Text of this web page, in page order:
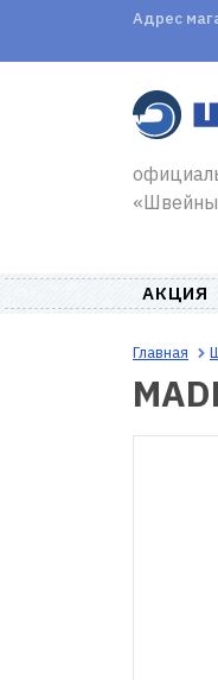
Адрес
АКЦИЯ
Главная